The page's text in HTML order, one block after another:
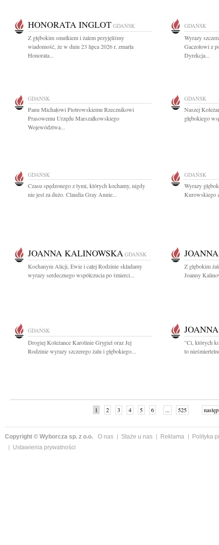
HONORATA INGLOT GDAŃSK
Z głębokim smutkiem i żalem przyjęliśmy
wiadomość, że w dniu 23 lipca 2026 r. zmarła
Honorata...
GDAŃSK
Wyrazy
Gaczołowi z
Dyrekcja...
GDAŃSK
Panu Michałowi Piotrowskiemu Rzecznikowi
Prasowemu Urzędu Marszałkowskiego
Województwa...
GDAŃSK
Naszej
głębokiego
GDAŃSK
Czasu spędzonego z tymi, których kochamy, nigdy
nie jest za dużo. Claudia Gray Annie...
GDAŃSK
Wyrazy
Kurowskiego
JOANNA KALINOWSKA GDAŃSK
Kochanym Alicji, Ewie i całej Rodzinie składamy
wyrazy serdecznego współczucia po śmierci...
Z głębokim
Joanny
GDAŃSK
Drogiej Koleżance Karolinie Grygiel oraz Jej
Rodzinie wyrazy szczerego żalu i głębokiego...
"Ci, których
to
1 2 3 4 5 6 ... 525
Copyright © Wyborcza sp. z o.o. O nas Staże u nas Reklama
Polityka
Ustawienia prywatności